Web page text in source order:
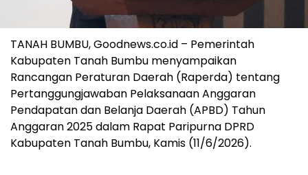
TANAH BUMBU, Goodnews.co.id – Pemerintah
Kabupaten Tanah Bumbu menyampaikan
Rancangan Peraturan Daerah (Raperda) tentang
Pertanggungjawaban Pelaksanaan Anggaran
Pendapatan dan Belanja Daerah (APBD) Tahun
Anggaran 2025 dalam Rapat Paripurna DPRD
Kabupaten Tanah Bumbu, Kamis (11/6/2026).